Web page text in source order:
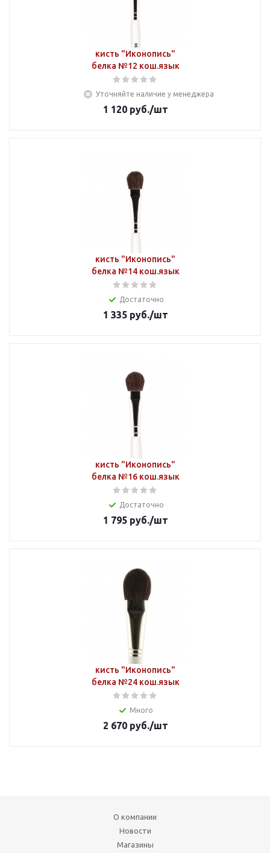
кисть "Иконопись"
белка №12 кош.язык
Уточняйте наличие у менеджера
1 120руб./шт
кисть "Иконопись"
белка №14 кош.язык
Достаточно
1 335руб./шт
кисть "Иконопись"
белка №16 кош.язык
Достаточно
1 795руб./шт
кисть "Иконопись"
белка №24 кош.язык
Много
2 670руб./шт
О компании
Новости
Магазины